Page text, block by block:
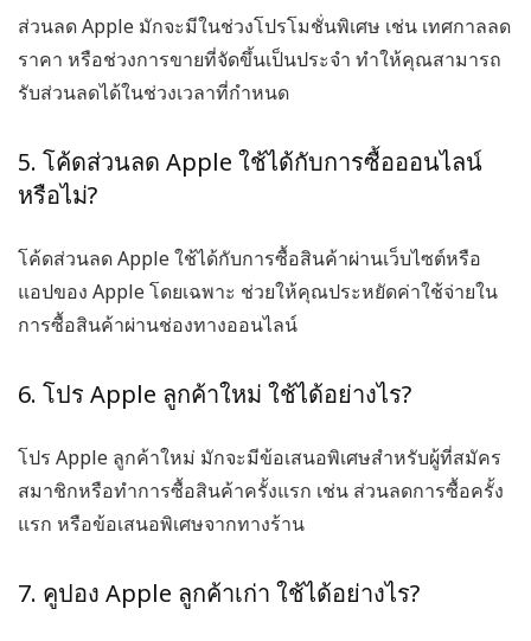
ส่วนลด Apple มักจะมีในช่วงโปรโมชั่นพิเศษ เช่น เทศกาลลด
ราคา หรือช่วงการขายที่จัดขึ้นเป็นประจำ ทำให้คุณสามารถ
รับส่วนลดได้ในช่วงเวลาที่กำหนด
5. โค้ดส่วนลด Apple ใช้ได้กับการซื้อออนไลน์
หรือไม่?
โค้ดส่วนลด Appleใช้ได้กับการซื้อสินค้าผ่านเว็บไซต์หรือ
แอปของ Apple โดยเฉพาะ ช่วยให้คุณประหยัดค่าใช้จ่ายใน
การซื้อสินค้าผ่านช่องทางออนไลน์
6. โปร Apple ลูกค้าใหม่ ใช้ได้อย่างไร?
โปร Apple ลูกค้าใหม่ มักจะมีข้อเสนอพิเศษสำหรับผู้ที่สมัคร
สมาชิกหรือทำการซื้อสินค้าครั้งแรก เช่น ส่วนลดการซื้อครั้ง
แรก หรือข้อเสนอพิเศษจากทางร้าน
7. คูปอง Apple ลูกค้าเก่า ใช้ได้อย่างไร?